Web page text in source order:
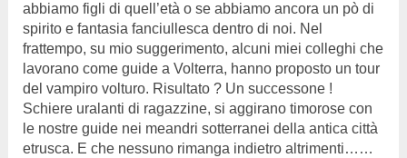
abbiamo figli di quell’età o se abbiamo ancora un pò di
spirito e fantasia fanciullesca dentro di noi. Nel
frattempo, su mio suggerimento, alcuni miei colleghi che
lavorano come guide a Volterra, hanno proposto un tour
del vampiro volturo. Risultato ? Un successone !
Schiere uralanti di ragazzine, si aggirano timorose con
le nostre guide nei meandri sotterranei della antica città
etrusca. E che nessuno rimanga indietro altrimenti……